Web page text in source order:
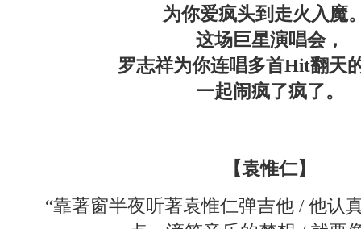
为你爱疯头到走火入魔
这场巨星演唱会，
罗志祥为你连唱多首Hit翻天
一起闹疯了疯了。
【袁惟仁】
“靠著窗半夜听著袁惟仁弹吉他 / 他认